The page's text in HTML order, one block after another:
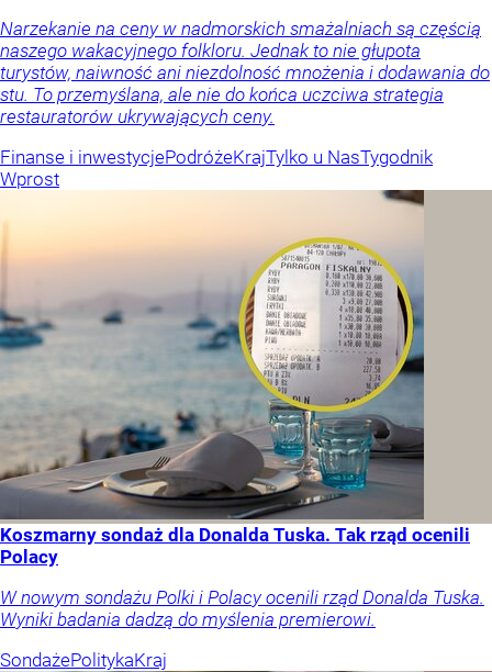
Narzekanie na ceny w nadmorskich smażalniach są częścią
naszego wakacyjnego folkloru. Jednak to nie głupota
turystów, naiwność ani niezdolność mnożenia i dodawania do
stu. To przemyślana, ale nie do końca uczciwa strategia
restauratorów ukrywających ceny.
Finanse i inwestycjePodróżeKrajTylko u NasTygodnik
Wprost
Koszmarny sondaż dla Donalda Tuska. Tak rząd ocenili
Polacy
W nowym sondażu Polki i Polacy ocenili rząd Donalda Tuska.
Wyniki badania dadzą do myślenia premierowi.
SondażePolitykaKraj